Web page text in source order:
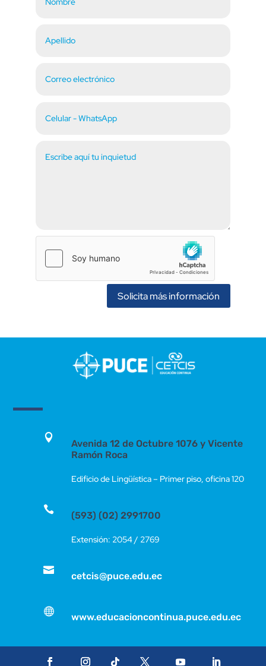
Solicita más información

Avenida 12 de Octubre 1076 y Vicente
Ramón Roca
Edificio de Lingüística – Primer piso, oficina 120

(593) (02) 2991700
Extensión: 2054 / 2769

cetcis@puce.edu.ec

www.educacioncontinua.puce.edu.ec